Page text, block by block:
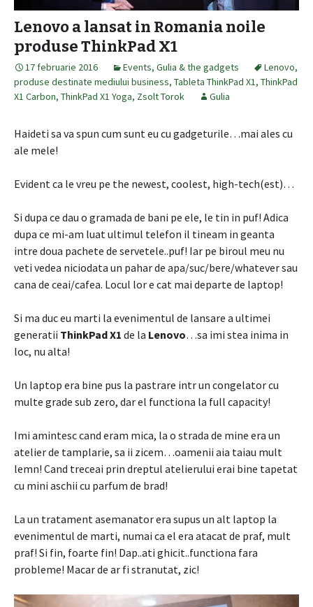
Lenovo a lansat in Romania noile
produse ThinkPad X1
17 februarie 2016 Events, Gulia & the gadgets Lenovo,
produse destinate mediului business, Tableta ThinkPad X1, ThinkPad
X1 Carbon, ThinkPad X1 Yoga, Zsolt Torok Gulia
Haideti sa va spun cum sunt eu cu gadgeturile…mai ales cu
ale mele!
Evident ca le vreu pe the newest, coolest, high-tech(est)…
Si dupa ce dau o gramada de bani pe ele, le tin in puf! Adica
dupa ce mi-am luat ultimul telefon il tineam in geanta
intre doua pachete de servetele..puf! Iar pe biroul meu nu
veti vedea niciodata un pahar de apa/suc/bere/whatever sau
cana de ceai/cafea. Locul lor e cat mai departe de laptop!
Si ma duc eu marti la evenimentul de lansare a ultimei
generatii ThinkPad X1 de la Lenovo…sa imi stea inima in
loc, nu alta!
Un laptop era bine pus la pastrare intr un congelator cu
multe grade sub zero, dar el functiona la full capacity!
Imi amintesc cand eram mica, la o strada de mine era un
atelier de tamplarie, sa ii zicem…oamenii aia taiau mult
lemn! Cand treceai prin dreptul atelierului erai bine tapetat
cu mini aschii cu parfum de brad!
La un tratament asemanator era supus un alt laptop la
evenimentul de marti, numai ca el era atacat de praf, mult
praf! Si fin, foarte fin! Dap..ati ghicit..functiona fara
probleme! Macar de ar fi stranutat, zic!